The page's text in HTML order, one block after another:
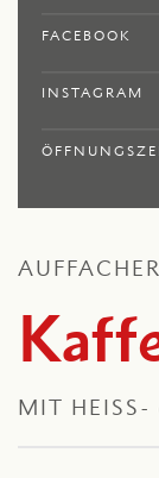
FACEBOOK
INSTAGRAM
MIT HEISS-